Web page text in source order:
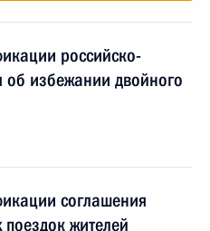
российско-
об избежании двойного
соглашения
жителей